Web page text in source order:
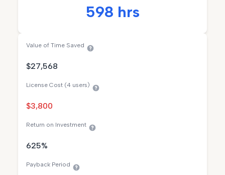
598 hrs
Value of Time Saved
$27,568
License Cost (4 users)
$3,800
Return on Investment
625%
Payback Period